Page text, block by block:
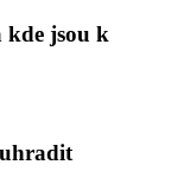
kde jsou k